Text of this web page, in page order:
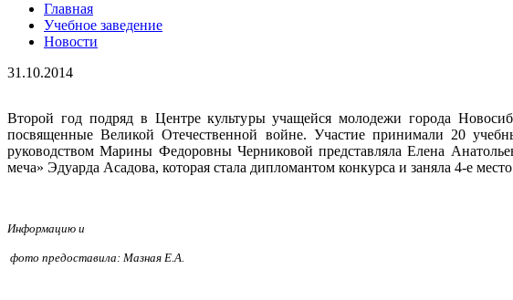
Главная
Учебное заведение
Новости
31.10.2014
Второй год подряд в Центре культуры учащейся молодежи города
посвященные Великой Отечественной войне. Участие принимали 20
руководством Марины Федоровны Черниковой представляла Елена
меча» Эдуарда Асадова, которая стала дипломантом конкурса и заняла 4-е
Информацию и
фото предоставила: Мазная Е.А.